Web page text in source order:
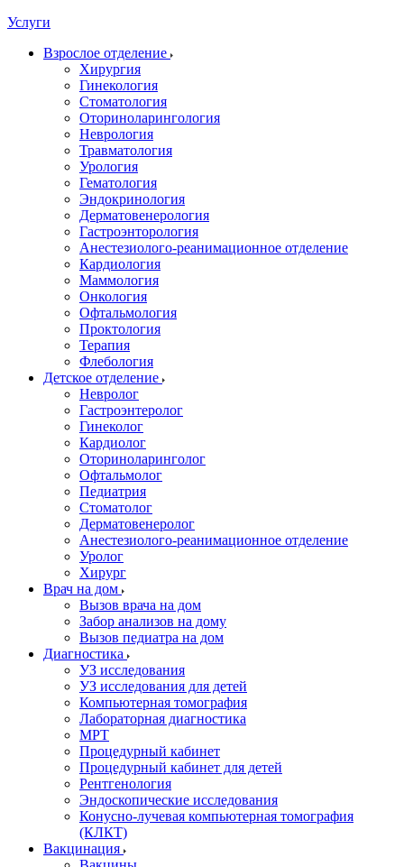
Услуги
Взрослое отделение
Хирургия
Гинекология
Стоматология
Оториноларингология
Неврология
Травматология
Урология
Гематология
Эндокринология
Дерматовенерология
Гастроэнторология
Анестезиолого-реанимационное отделение
Кардиология
Маммология
Онкология
Офтальмология
Проктология
Терапия
Флебология
Детское отделение
Невролог
Гастроэнтеролог
Гинеколог
Кардиолог
Оториноларинголог
Офтальмолог
Педиатрия
Стоматолог
Дерматовенеролог
Анестезиолого-реанимационное отделение
Уролог
Хирург
Врач на дом
Вызов врача на дом
Забор анализов на дому
Вызов педиатра на дом
Диагностика
УЗ исследования
УЗ исследования для детей
Компьютерная томография
Лабораторная диагностика
МРТ
Процедурный кабинет
Процедурный кабинет для детей
Рентгенология
Эндоскопические исследования
Конусно-лучевая компьютерная томография
(КЛКТ)
Вакцинация